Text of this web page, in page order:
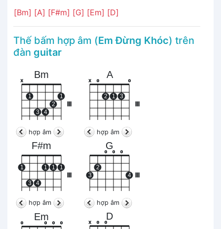
[Bm] [A] [F#m] [G] [Em] [D]
Thế bấm hợp âm (Em Đừng Khóc) trên
đàn guitar
Bm
x
1
3 4
2
1
hợp âm
A
x o
2 1 3
o
hợp âm
F#m
III
1
3 4
1 1 1
hợp âm
G
3
2
o o o
4
hợp âm
Em
o o o o
D
x o o